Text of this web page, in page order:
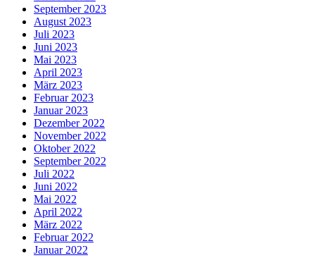
September 2023
August 2023
Juli 2023
Juni 2023
Mai 2023
April 2023
März 2023
Februar 2023
Januar 2023
Dezember 2022
November 2022
Oktober 2022
September 2022
Juli 2022
Juni 2022
Mai 2022
April 2022
März 2022
Februar 2022
Januar 2022